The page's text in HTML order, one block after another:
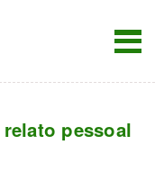
pessoal